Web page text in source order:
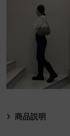
商品説明